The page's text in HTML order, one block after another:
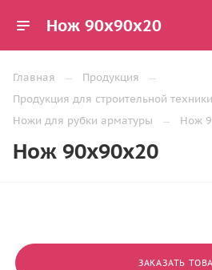
Нож 90х90х20
Главная
Продукция
Продукция для строительной техники
Ножи для рубки арматуры
Нож
Нож 90х90х20
ЗАКАЗАТЬ